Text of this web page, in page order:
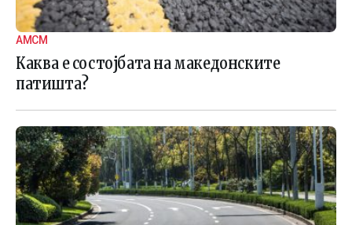
АМСМ
Каква е состојбата на македонските
патишта?